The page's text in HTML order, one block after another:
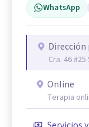
WhatsApp
Cra. 46
Online
Terapia